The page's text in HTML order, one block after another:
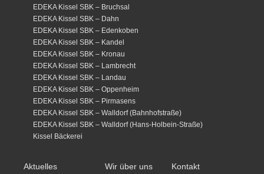
EDEKA Kissel SBK – Bruchsal
EDEKA Kissel SBK – Dahn
EDEKA Kissel SBK – Edenkoben
EDEKA Kissel SBK – Kandel
EDEKA Kissel SBK – Kronau
EDEKA Kissel SBK – Lambrecht
EDEKA Kissel SBK – Landau
EDEKA Kissel SBK – Oppenheim
EDEKA Kissel SBK – Pirmasens
EDEKA Kissel SBK – Walldorf (Bahnhofstraße)
EDEKA Kissel SBK – Walldorf (Hans-Holbein-Straße)
Kissel Bäckerei
Aktuelles Wir über uns Kontakt